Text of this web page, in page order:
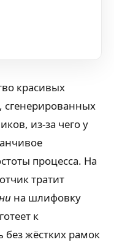
красивых
сгенерированных
из-за чего у
процесса. На
тратит
на шлифовку
к
без жёстких рамок